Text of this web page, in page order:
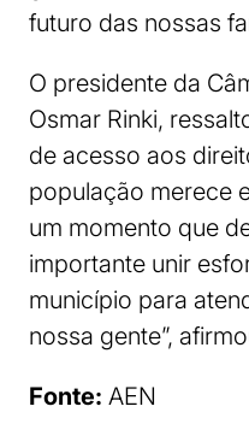
futuro das nossas
O presidente da
Osmar Rinki,
de acesso aos
população merece
um momento que
importante unir
município para
nossa gente”,
Fonte: AEN